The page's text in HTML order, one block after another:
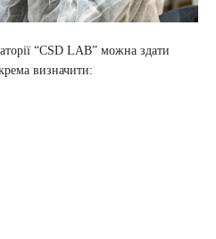
“CSD LAB” можна здати
визначити: